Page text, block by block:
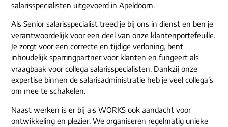
salarisspecialisten uitgevoerd in Apeldoorn.
Als Senior salarisspecialist treed je bij ons in dienst en ben je
verantwoordelijk voor een deel van onze klantenportefeuille.
Je zorgt voor een correcte en tijdige verloning, bent
inhoudelijk sparringpartner voor klanten en fungeert als
vraagbaak voor collega salarisspecialisten. Dankzij onze
expertise binnen de salarisadministratie heb je veel collega’s
om mee te schakelen.
Naast werken is er bij a·s WORKS ook aandacht voor
ontwikkeling en plezier. We organiseren regelmatig unieke